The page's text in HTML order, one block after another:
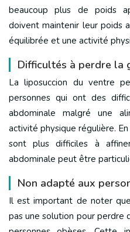
beaucoup plus de poids
doivent maintenir leur poids
équilibrée et une activité
Difficultés à perdre la
La liposuccion du ventre
personnes qui ont des
abdominale malgré une
activité physique régulière.
sont plus difficiles à
abdominale peut être
Non adapté aux
Il est important de noter
pas une solution pour perdre